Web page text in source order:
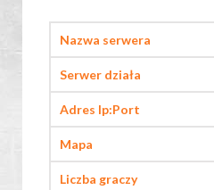
Nazwa serwera
Serwer działa
Adres Ip:Port
Mapa
Liczba graczy